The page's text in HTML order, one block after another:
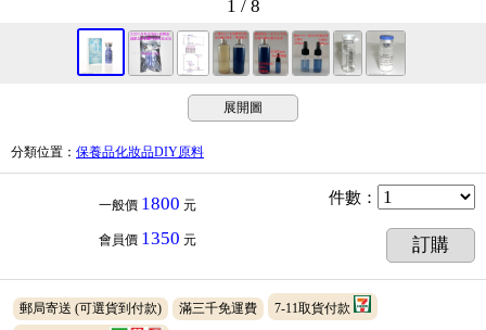
1 / 8
展開圖
分類位置 ： 保養品化妝品DIY原料
一般價 1800 元
會員價 1350 元
件數 ：
訂購
郵局寄送 (可選貨到付款) 滿三千免運費 7-11取貨付款